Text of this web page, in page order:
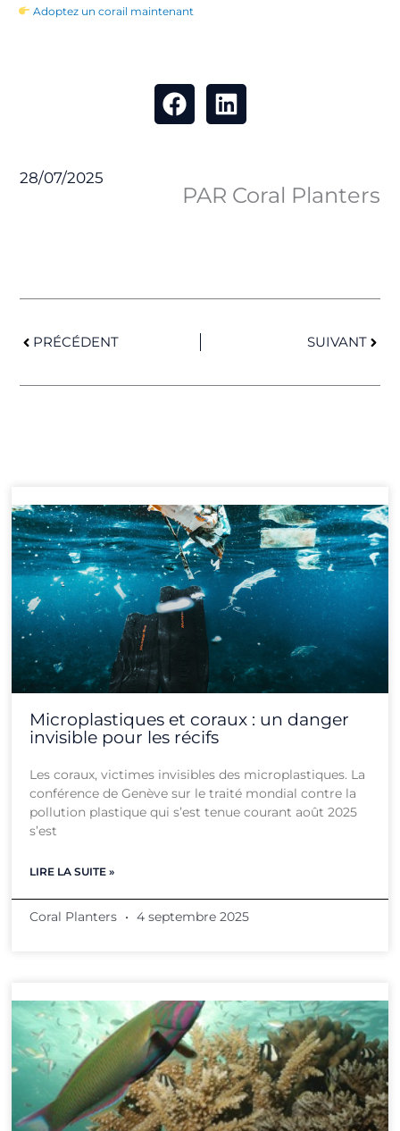
Adoptez un corail maintenant
28/07/2025
PAR Coral Planters
PRÉCÉDENT SUIVANT
Microplastiques et coraux : un danger
invisible pour les récifs
Les coraux, victimes invisibles des microplastiques. La
conférence de Genève sur le traité mondial contre la
pollution plastique qui s’est tenue courant août 2025
s’est
LIRE LA SUITE »
Coral Planters 4 septembre 2025